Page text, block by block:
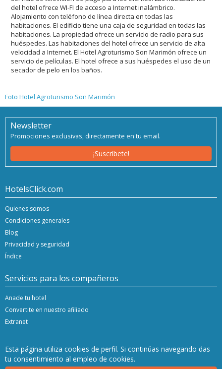
Esta página utiliza cookies de perfil. Si continúas navegando das
tu consentimiento al empleo de cookies.
del hotel ofrece WI-FI de acceso a Internet inalámbrico.
Alojamiento con teléfono de línea directa en todas las
habitaciones. El edificio tiene una caja de seguridad en todas las
habitaciones. La propiedad ofrece un servicio de radio para sus
huéspedes. Las habitaciones del hotel ofrece un servicio de alta
velocidad a Internet. El Hotel Agroturismo Son Marimón ofrece un
servicio de películas. El hotel ofrece a sus huéspedes el uso de un
secador de pelo en los baños.
Foto Hotel Agroturismo Son Marimón
Newsletter
Promociones exclusivas, directamente en tu email.
¡Suscríbete!
HotelsClick.com
Quienes somos
Condiciones generales
Blog
Privacidad y seguridad
Índice
Servicios para los compañeros
Anade tu hotel
Convertite en nuestro afiliado
Extranet